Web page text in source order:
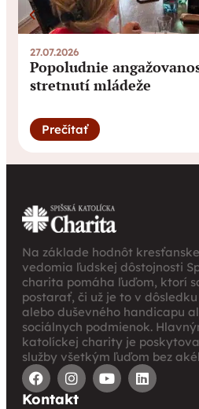
27.07.2026
Popoludnie
stretnutí mládeže
Prečítať
Na základe hodnôt
vedomia ľudskej dôstojnosti
charita pomáha ľuďom, ktorí
postarať, či už je to v
alebo duševného handicapu
sociálnych podmienok.
katolíckej charity je
služby všetkým ľuďom bez
Kontakt